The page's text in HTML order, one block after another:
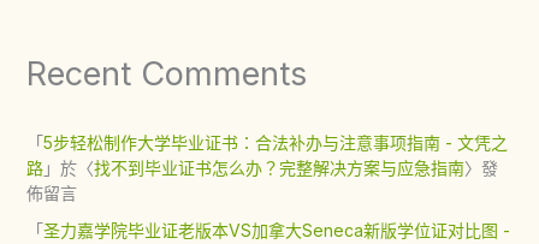
Recent Comments
「5步轻松制作大学毕业证书：合法补办与注意事项指南 - 文凭之
路」於〈找不到毕业证书怎么办？完整解决方案与应急指南〉發
佈留言
「圣力嘉学院毕业证老版本VS加拿大Seneca新版学位证对比图 -